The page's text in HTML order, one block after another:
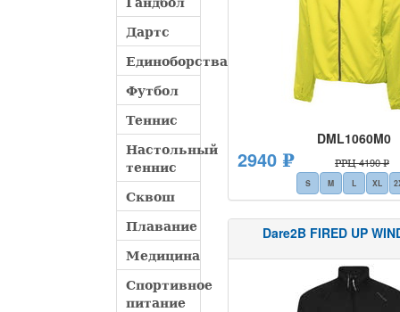
Дартс
Единоборства
Футбол
Теннис
Настольный
теннис
Сквош
Плавание
Медицина
Спортивное
питание
DML1060M0
2940 ₽ РРЦ 4190 ₽
S M L XL
Dare2B FIRED UP